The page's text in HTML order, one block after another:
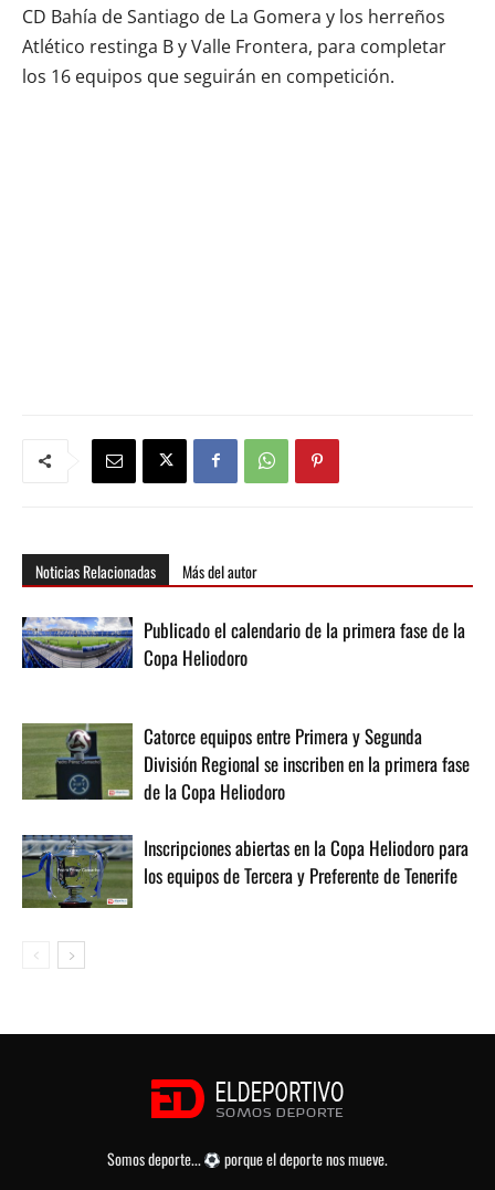
CD Bahía de Santiago de La Gomera y los herreños
Atlético restinga B y Valle Frontera, para completar
los 16 equipos que seguirán en competición.
Noticias Relacionadas Más del autor
Publicado el calendario de la primera fase de la
Copa Heliodoro
Catorce equipos entre Primera y Segunda
División Regional se inscriben en la primera fase
de la Copa Heliodoro
Inscripciones abiertas en la Copa Heliodoro para
los equipos de Tercera y Preferente de Tenerife
Somos deporte... porque el deporte nos mueve.